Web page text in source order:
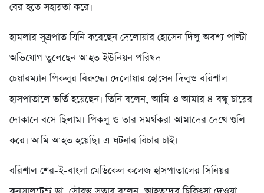
বের হতে সহায়তা করে।
হামলার সূত্রপাত যিনি করেছেন দেলোয়ার হোসেন দিলু অবশ্য পাল্টা
অভিযোগ তুলেছেন আহত ইউনিয়ন পরিষদ
চেয়ারম্যান পিকলুর বিরুদ্ধে। দেলোয়ার হোসেন দিলুও বরিশাল
হাসপাতালে ভর্তি হয়েছেন। তিনি বলেন, আমি ও আমার ৪ বন্ধু চায়ের
দোকানে বসে ছিলাম। পিকলু ও তার সমর্থকরা আমাদের দেখে গুলি
করে। আমি আহত হয়েছি। এ ঘটনার বিচার চাই।
বরিশাল শের-ই-বাংলা মেডিকেল কলেজ হাসপাতালের সিনিয়র